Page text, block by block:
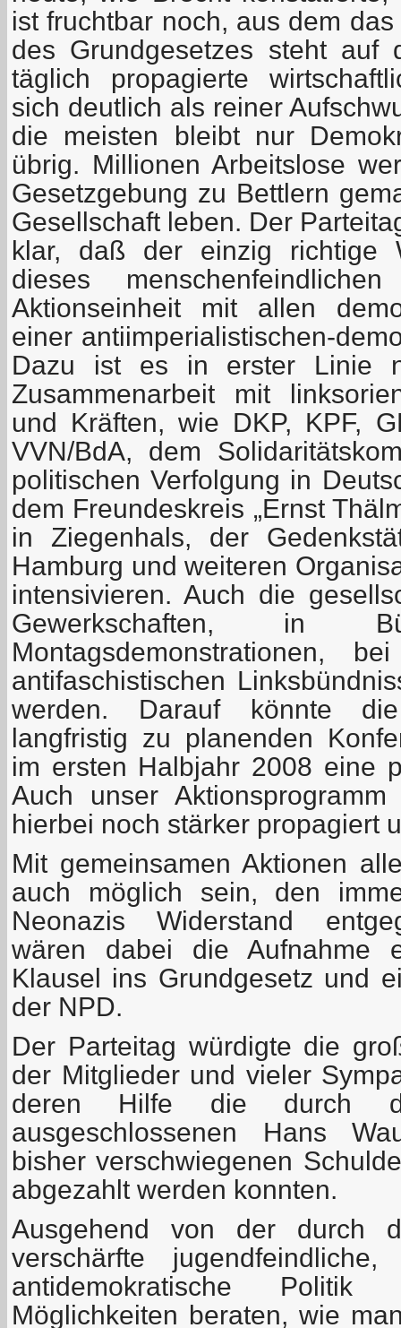
ist fruchtbar noch, aus dem
des Grundgesetzes steht auf
täglich propagierte
sich deutlich als reiner
die meisten bleibt nur
übrig. Millionen Arbeitslose
Gesetzgebung zu Bettlern
Gesellschaft leben. Der
klar, daß der einzig richtige
dieses
Aktionseinheit mit allen
einer antiimperialistischen-
Dazu ist es in erster Linie
Zusammenarbeit mit
und Kräften, wie DKP, KPF,
VVN/BdA, dem
politischen Verfolgung in
dem Freundeskreis „Ernst
in Ziegenhals, der
Hamburg und weiteren
intensivieren. Auch die
Gewerkschaften, in
Montagsdemonstrationen,
antifaschistischen
werden. Darauf könnte
langfristig zu planenden
im ersten Halbjahr 2008 eine
Auch unser
hierbei noch stärker propagiert
Mit gemeinsamen Aktionen
auch möglich sein, den
Neonazis Widerstand
wären dabei die Aufnahme
Klausel ins Grundgesetz und
der NPD.
Der Parteitag würdigte die
der Mitglieder und vieler
deren Hilfe die durch
ausgeschlossenen Hans
bisher verschwiegenen
abgezahlt werden konnten.
Ausgehend von der durch
verschärfte
antidemokratische
Möglichkeiten beraten, wie